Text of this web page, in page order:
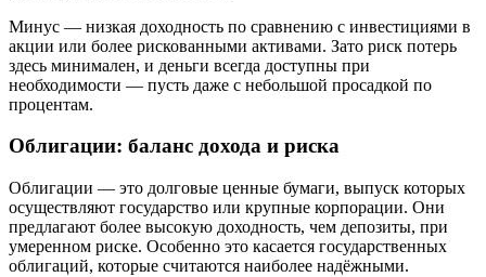
Минус — низкая доходность по сравнению с инвестициями в
акции или более рискованными активами. Зато риск потерь
здесь минимален, и деньги всегда доступны при
необходимости — пусть даже с небольшой просадкой по
процентам.
Облигации: баланс дохода и риска
Облигации — это долговые ценные бумаги, выпуск которых
осуществляют государство или крупные корпорации. Они
предлагают более высокую доходность, чем депозиты, при
умеренном риске. Особенно это касается государственных
облигаций, которые считаются наиболее надёжными.